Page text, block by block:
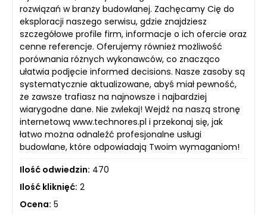
rozwiązań w branży budowlanej. Zachęcamy Cię do
eksploracji naszego serwisu, gdzie znajdziesz
szczegółowe profile firm, informacje o ich ofercie oraz
cenne referencje. Oferujemy również możliwość
porównania różnych wykonawców, co znacząco
ułatwia podjęcie informed decisions. Nasze zasoby są
systematycznie aktualizowane, abyś miał pewność,
że zawsze trafiasz na najnowsze i najbardziej
wiarygodne dane. Nie zwlekaj! Wejdź na naszą stronę
internetową www.technores.pl i przekonaj się, jak
łatwo można odnaleźć profesjonalne usługi
budowlane, które odpowiadają Twoim wymaganiom!
Ilość odwiedzin: 470
Ilość kliknięć: 2
Ocena: 5